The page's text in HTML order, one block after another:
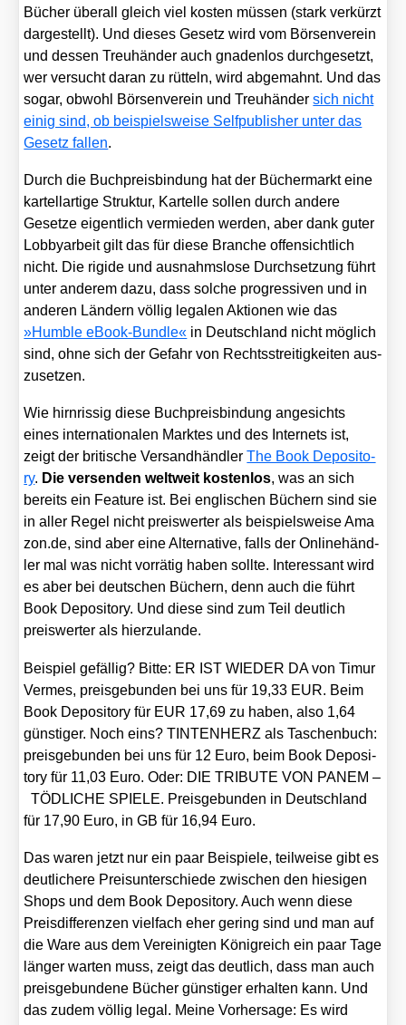
Bücher über­all gleich viel kos­ten müs­sen (stark ver­kürzt
dar­ge­stellt). Und die­ses Gesetz wird vom Bör­sen­ver­ein
und des­sen Treu­hän­der auch gna­den­los durch­ge­setzt,
wer ver­sucht dar­an zu rüt­teln, wird abge­mahnt. Und das
sogar, obwohl Bör­sen­ver­ein und Treu­hän­dersich nicht
einig sind, ob bei­spiels­wei­se Self­pu­blisher unter das
Gesetz fal­len.
Durch die Buch­preis­bin­dung hat der Bücher­markt eine
kar­tell­ar­ti­ge Struk­tur, Kar­tel­le sol­len durch ande­re
Geset­ze eigent­lich ver­mie­den wer­den, aber dank guter
Lob­by­ar­beit gilt das für die­se Bran­che offen­sicht­lich
nicht. Die rigi­de und aus­nahms­lo­se Durch­set­zung führt
unter ande­rem dazu, dass sol­che pro­gres­si­ven und in
ande­ren Län­dern völ­lig lega­len Aktio­nen wie das
»Hum­ble eBook-Bund­le« in Deutsch­land nicht mög­lich
sind, ohne sich der Gefahr von Rechts­strei­tig­kei­ten aus­
zu­set­zen.
Wie hirn­ris­sig die­se Buch­preis­bin­dung ange­sichts
eines inter­na­tio­na­len Mark­tes und des Inter­nets ist,
zeigt der bri­ti­sche Ver­sand­händ­lerThe Book Depo­si­to­
ry. Die ver­sen­den welt­weit kos­ten­los, was an sich
bereits ein Fea­ture ist. Bei eng­li­schen Büchern sind sie
in aller Regel nicht preis­wer­ter als bei­spiels­wei­se Ama​
zon​.de, sind aber eine Alter­na­ti­ve, falls der Online­händ­
ler mal was nicht vor­rä­tig haben soll­te. Inter­es­sant wird
es aber bei deut­schen Büchern, denn auch die führt
Book Depo­si­to­ry. Und die­se sind zum Teil deut­lich
preis­wer­ter als hier­zu­lan­de.
Bei­spiel gefäl­lig? Bit­te: ER IST WIEDER DA von Timur
Ver­mes, preis­ge­bun­den bei uns für 19,33 EUR. Beim
Book Depo­si­to­ry für EUR 17,69 zu haben, also 1,64
güns­ti­ger. Noch eins? TINTENHERZ als Taschen­buch:
preis­ge­bun­den bei uns für 12 Euro, beim Book Depo­si­
to­ry für 11,03 Euro. Oder: DIE TRIBUTE VON PANEM –
TÖDLICHE SPIELE. Preis­ge­bun­den in Deutsch­land
für 17,90 Euro, in GB für 16,94 Euro.
Das waren jetzt nur ein paar Bei­spie­le, teil­wei­se gibt es
deut­li­che­re Preis­un­ter­schie­de zwi­schen den hie­si­gen
Shops und dem Book Depo­si­to­ry. Auch wenn die­se
Preis­dif­fe­ren­zen viel­fach eher gering sind und man auf
die Ware aus dem Ver­ei­nig­ten König­reich ein paar Tage
län­ger war­ten muss, zeigt das deut­lich, dass man auch
preis­ge­bun­de­ne Bücher güns­ti­ger erhal­ten kann. Und
das zudem völ­lig legal. Mei­ne Vor­her­sa­ge: Es wird